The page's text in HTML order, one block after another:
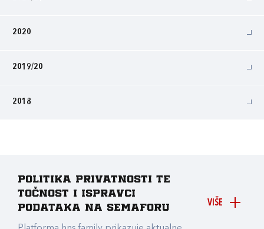
2020
2019/20
2018
VIŠE
Politika privatnosti te
točnost i ispravci
podataka na Semaforu